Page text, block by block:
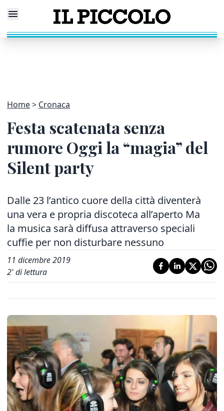
Home Cronaca
Festa scatenata senza
rumore Oggi la “magia” del
Silent party
Dalle 23 l’antico cuore della città diventerà
una vera e propria discoteca all’aperto Ma
la musica sarà diffusa attraverso speciali
cuffie per non disturbare nessuno
11 dicembre 2019
2' di lettura